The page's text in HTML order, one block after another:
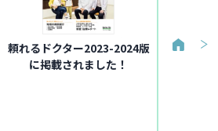
頼れるドクター2023-2024版
に掲載されました！